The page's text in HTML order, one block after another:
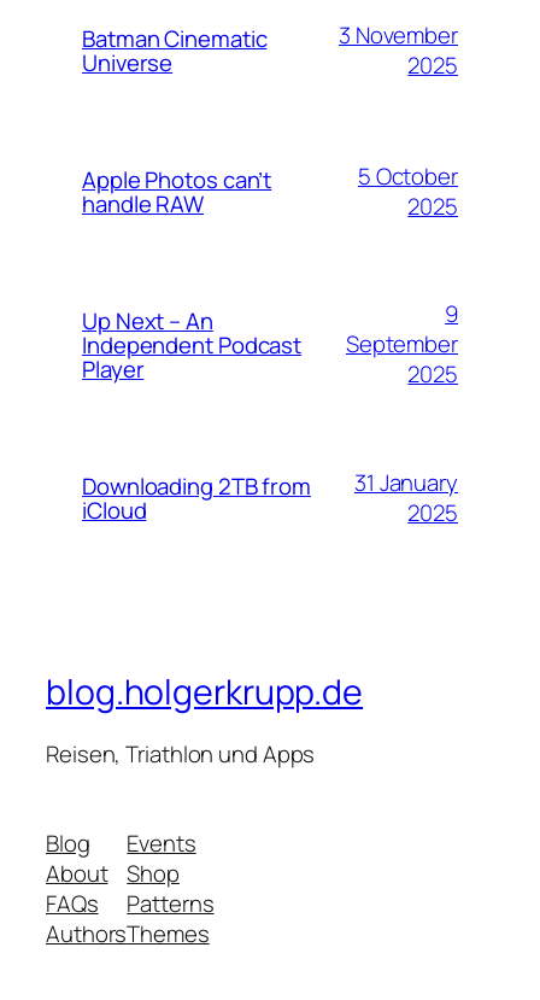
Batman Cinematic
Universe
3 November
2025
Apple Photos can’t
handle RAW
5 October
2025
Up Next – An
Independent Podcast
Player
9
September
2025
Downloading 2TB from
iCloud
31 January
2025
blog.holgerkrupp.de
Reisen, Triathlon und Apps
Blog
About
FAQs
Authors
Events
Shop
Patterns
Themes